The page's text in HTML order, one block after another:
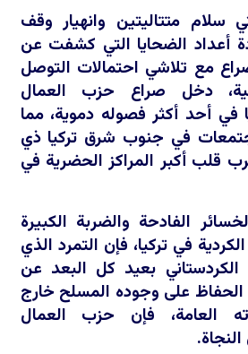
متتاليتين وانهيار وقف
أعداد الضحايا التي كشفت عن
مع تلاشي احتمالات التوصل
دخل صراع حزب العمال
في أحد أكثر فصوله دموية، مما
في جنوب شرق تركيا ذي
قلب أكبر المراكز الحضرية في
الفادحة والضربة الكبيرة
في تركيا، فإن التمرد الذي
بعيد كل البعد عن
الحفاظ على وجوده المسلح خارج
العامة، فإن حزب العمال